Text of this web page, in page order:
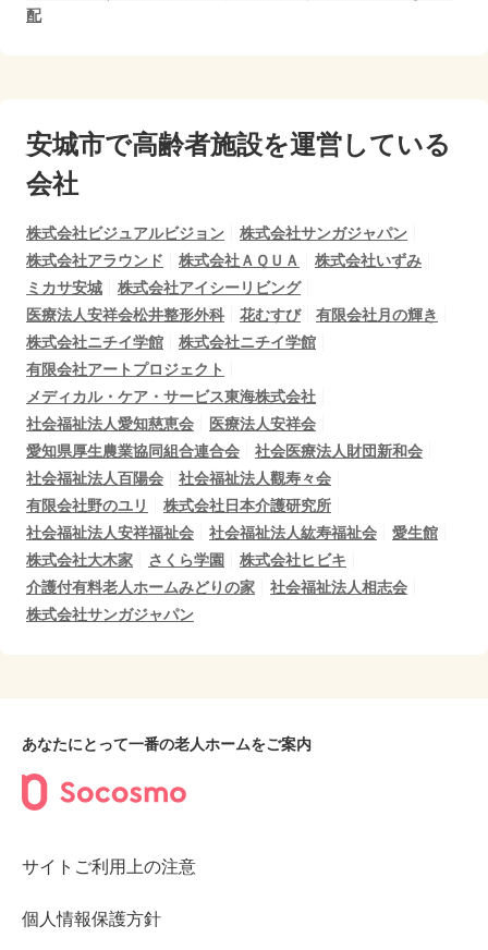
配
安城市で高齢者施設を運営している
会社
株式会社ビジュアルビジョン
株式会社サンガジャパン
株式会社アラウンド
株式会社ＡＱＵＡ
株式会社いずみ
ミカサ安城
株式会社アイシーリビング
医療法人安祥会松井整形外科
花むすび
有限会社月の輝き
株式会社ニチイ学館
株式会社ニチイ学館
有限会社アートプロジェクト
メディカル・ケア・サービス東海株式会社
社会福祉法人愛知慈恵会
医療法人安祥会
愛知県厚生農業協同組合連合会
社会医療法人財団新和会
社会福祉法人百陽会
社会福祉法人觀寿々会
有限会社野のユリ
株式会社日本介護研究所
社会福祉法人安祥福祉会
社会福祉法人紘寿福祉会
愛生館
株式会社大木家
さくら学園
株式会社ヒビキ
介護付有料老人ホームみどりの家
社会福祉法人相志会
株式会社サンガジャパン
あなたにとって一番の老人ホームをご案内
サイトご利用上の注意
個人情報保護方針